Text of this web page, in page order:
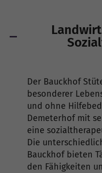
Der Bauckhof
besonderer
und ohne
Demeterhof mit
eine
Die
Bauckhof bieten
den Fähigkeiten